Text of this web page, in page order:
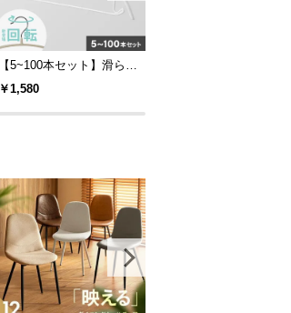
【5~100本セット】滑らな
いハンガー バー付き
￥1,580